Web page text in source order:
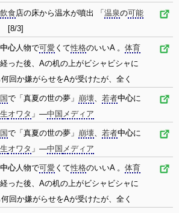
飲食店の床から温水が噴出 「 温泉の可能
[8/3]
中心人物で可愛 くて性格のいいA 。 体育
った後、Aの机の上がビシャビシャに
回か嫌がらせをAが受けたが、全く
で「真夏の世の夢」 崩壊、 若者中心に
オワタ 」―中国 メディア
で「真夏の世の夢」 崩壊、 若者中心に
オワタ 」―中国 メディア
中心人物で可愛 くて性格のいいA 。 体育
った後、Aの机の上がビシャビシャに
回か嫌がらせをAが受けたが、全く